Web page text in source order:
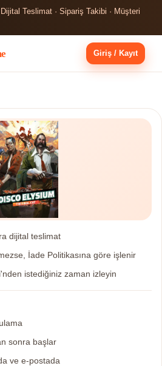
Teslimat · Sipariş Takibi · Müşteri
Giriş / Kayıt
dijital teslimat
İade Politikasına göre işlenir
istediğiniz zaman izleyin
sonra başlar
ve e-postada